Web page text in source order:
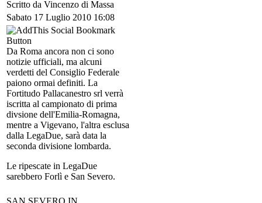
Scritto da Vincenzo di Massa
Sabato 17 Luglio 2010 16:08
Da Roma ancora non ci sono
notizie ufficiali, ma alcuni
verdetti del Consiglio Federale
paiono ormai definiti. La
Fortitudo Pallacanestro srl verrà
iscritta al campionato di prima
divsione dell'Emilia-Romagna,
mentre a Vigevano, l'altra esclusa
dalla LegaDue, sarà data la
seconda divisione lombarda.
Le ripescate in LegaDue
sarebbero Forlì e San Severo.
SAN SEVERO IN